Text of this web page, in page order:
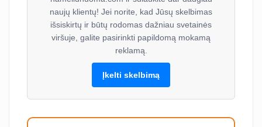
naujų klientų! Jei norite, kad Jūsų skelbimas
išsiskirtų ir būtų rodomas dažniau svetainės
viršuje, galite pasirinkti papildomą mokamą
reklamą.
Įkelti skelbimą